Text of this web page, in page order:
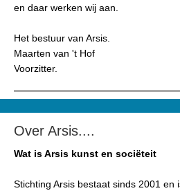
en daar werken wij aan.
Het bestuur van Arsis.
Maarten van 't Hof
Voorzitter.
Over Arsis....
Wat is Arsis kunst en sociëteit
Stichting Arsis bestaat sinds 2001 en